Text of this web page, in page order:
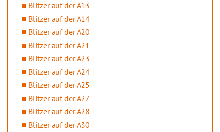
Blitzer auf der A13
Blitzer auf der A14
Blitzer auf der A20
Blitzer auf der A21
Blitzer auf der A23
Blitzer auf der A24
Blitzer auf der A25
Blitzer auf der A27
Blitzer auf der A28
Blitzer auf der A30